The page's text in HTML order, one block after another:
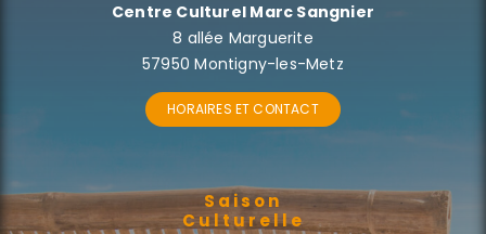
Centre Culturel Marc Sangnier
8 allée Marguerite
57950 Montigny-les-Metz
HORAIRES ET CONTACT
Saison
Culturelle